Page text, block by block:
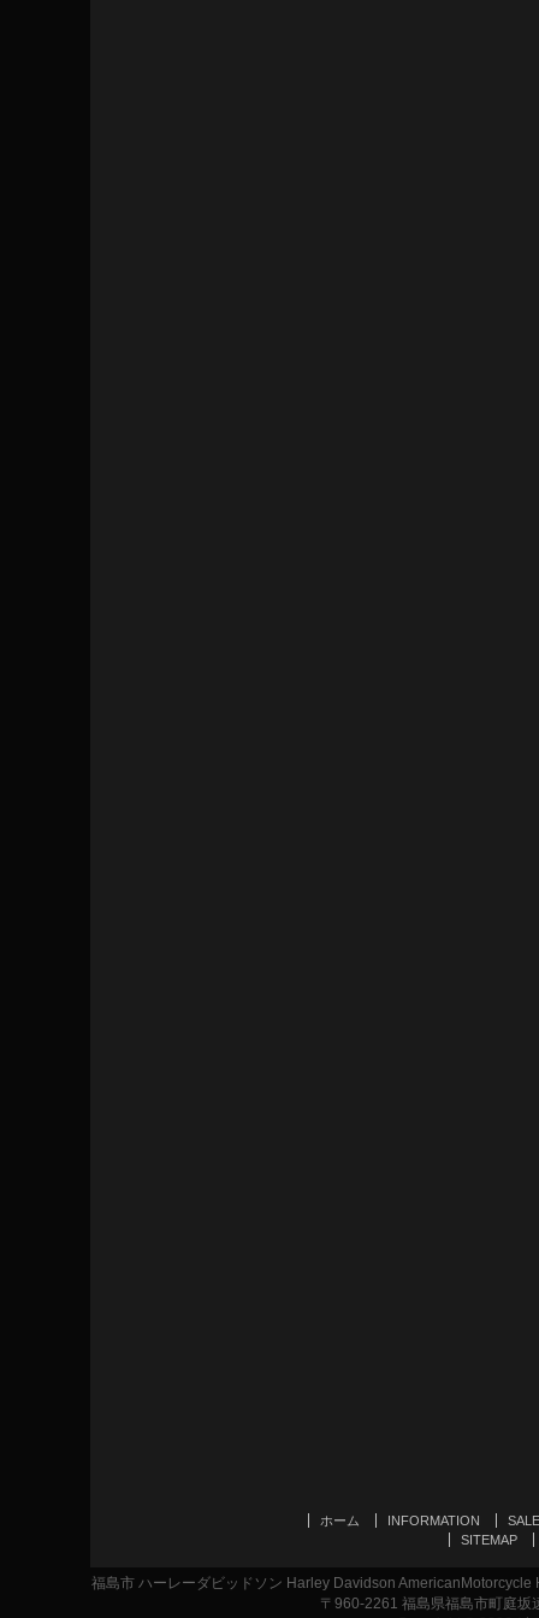
ホーム INFORMATION
SALE
SITEMAP
福島市 ハーレーダビッドソン Harley Davidson
〒960-2261 福島県福島市町庭